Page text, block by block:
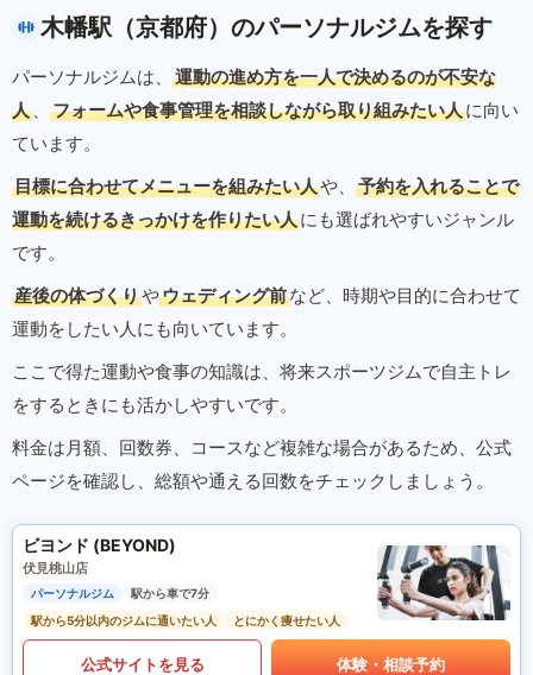
木幡駅（京都府）のパーソナルジムを探す
パーソナルジムは、
運動の進め方を一人で決めるのが不安な
人 、 フォームや食事管理を相談しながら取り組みたい人に向い
ています。
目標に合わせてメニューを組みたい人や、
予約を入れることで
運動を続けるきっかけを作りたい人にも選ばれやすいジャンル
です。
産後の体づくりやウェディング前など、時期や目的に合わせて
運動をしたい人にも向いています。
ここで得た運動や食事の知識は、将来スポーツジムで自主トレ
をするときにも活かしやすいです。
料金は月額、回数券、コースなど複雑な場合があるため、公式
ページを確認し、総額や通える回数をチェックしましょう。
ビヨンド (BEYOND)
伏見桃山店
パーソナルジム
駅から車で7分
駅から5分以内のジムに通いたい人
とにかく痩せたい人
公式サイトを見る 体験・相談予約